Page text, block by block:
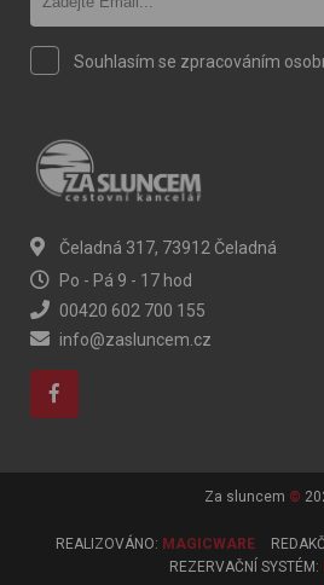
Souhlasím se zpracováním
Čeladná 317, 73912 Čeladná
Po - Pá 9 - 17 hod
00420 602 700 155
info@zasluncem.cz
Za sluncem ©
REALIZOVÁNO: MAGICWARE
REZERVAČNÍ SYSTÉM: